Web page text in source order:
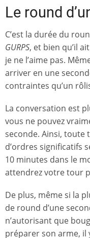
Le round
C’est la durée du
GURPS, et bien qu’il
je ne l’aime pas.
arriver en une
contraintes qu’un
La conversation est
vous ne pouvez
seconde. Ainsi, toute
d’ordres significatifs
10 minutes dans le
attendrez votre tour
De plus, même si la
de round d’une
n’autorisant que
préparer son arme, il